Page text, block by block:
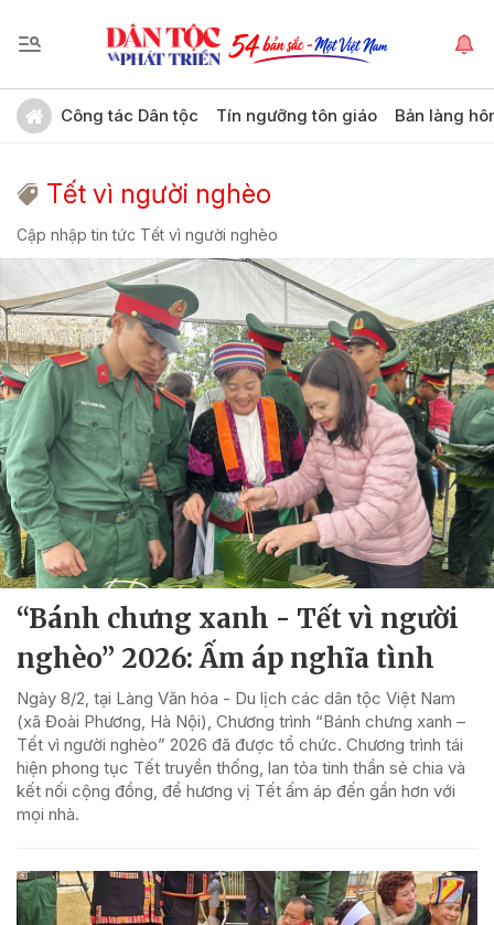
Công tác Dân tộc Tín ngưỡng tôn giáo Bản làng
Tết vì người nghèo
Cập nhập tin tức Tết vì người nghèo
“Bánh chưng xanh - Tết vì người
nghèo” 2026: Ấm áp nghĩa tình
Ngày 8/2, tại Làng Văn hóa - Du lịch các dân tộc Việt Nam
(xã Đoài Phương, Hà Nội), Chương trình “Bánh chưng xanh –
Tết vì người nghèo” 2026 đã được tổ chức. Chương trình tái
hiện phong tục Tết truyền thống, lan tỏa tinh thần sẻ chia và
kết nối cộng đồng, để hương vị Tết ấm áp đến gần hơn với
mọi nhà.